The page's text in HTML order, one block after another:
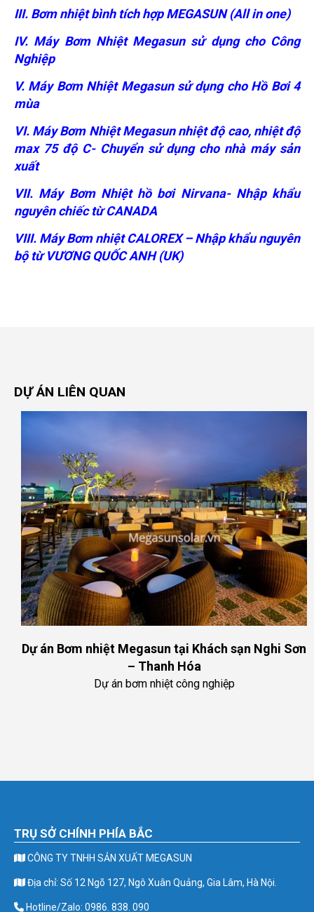
III. Bơm nhiệt bình tích hợp MEGASUN (All in one)
IV. Máy Bơm Nhiệt Megasun sử dụng cho Công
Nghiệp
V. Máy Bơm Nhiệt Megasun sử dụng cho Hồ Bơi 4
mùa
VI. Máy Bơm Nhiệt Megasun nhiệt độ cao, nhiệt độ
max 75 độ C- Chuyển sử dụng cho nhà máy sản
xuất
VII. Máy Bơm Nhiệt hồ bơi Nirvana- Nhập khẩu
nguyên chiếc từ CANADA
VIII. Máy Bơm nhiệt CALOREX – Nhập khẩu nguyên
bộ từ VƯƠNG QUỐC ANH (UK)
DỰ ÁN LIÊN QUAN
Dự án Bơm nhiệt Megasun tại Khách sạn Nghi Sơn
– Thanh Hóa
Dự án bơm nhiệt công nghiệp
TRỤ SỞ CHÍNH PHÍA BẮC
CÔNG TY TNHH SẢN XUẤT MEGASUN
Địa chỉ: Số 12 Ngõ 127, Ngô Xuân Quảng, Gia Lâm, Hà Nội.
Hotline/Zalo: 0986. 838. 090